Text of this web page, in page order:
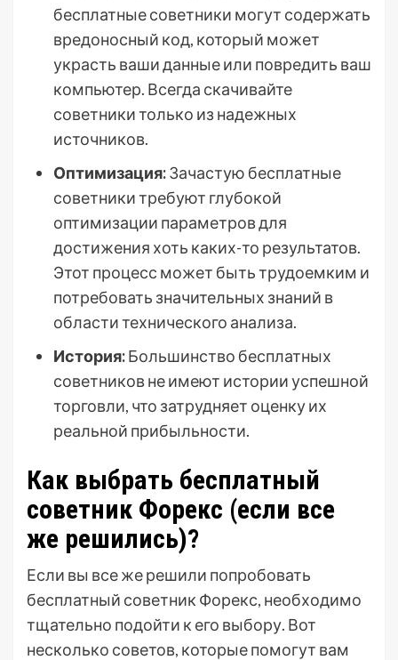
бесплатные советники могут содержать
вредоносный код, который может
украсть ваши данные или повредить ваш
компьютер. Всегда скачивайте
советники только из надежных
источников.
Оптимизация:Зачастую бесплатные
советники требуют глубокой
оптимизации параметров для
достижения хоть каких-то результатов.
Этот процесс может быть трудоемким и
потребовать значительных знаний в
области технического анализа.
История:Большинство бесплатных
советников не имеют истории успешной
торговли, что затрудняет оценку их
реальной прибыльности.
Как выбрать бесплатный
советник Форекс (если все
же решились)?
Если вы все же решили попробовать
бесплатный советник Форекс, необходимо
тщательно подойти к его выбору. Вот
несколько советов, которые помогут вам